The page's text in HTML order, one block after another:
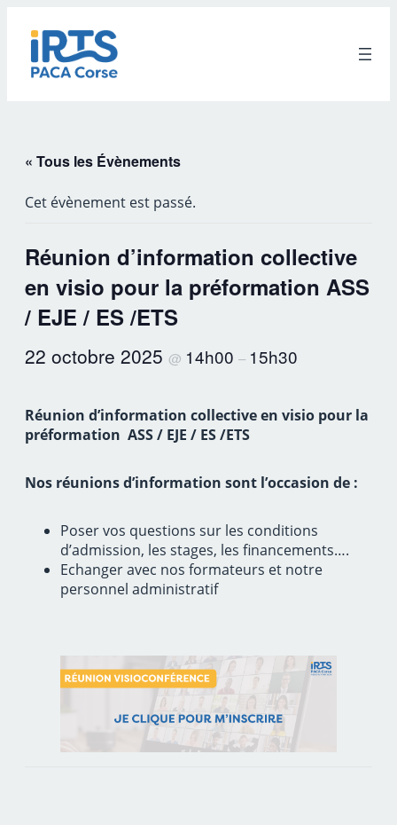
« Tous les Évènements
Cet évènement est passé.
Réunion d’information collective
en visio pour la préformation ASS
/ EJE / ES /ETS
22 octobre 2025 @ 14h00 – 15h30
Réunion d’information collective en visio pour la
préformation ASS / EJE / ES /ETS
Nos réunions d’information sont l’occasion de :
Poser vos questions sur les conditions
d’admission, les stages, les financements….
Echanger avec nos formateurs et notre
personnel administratif